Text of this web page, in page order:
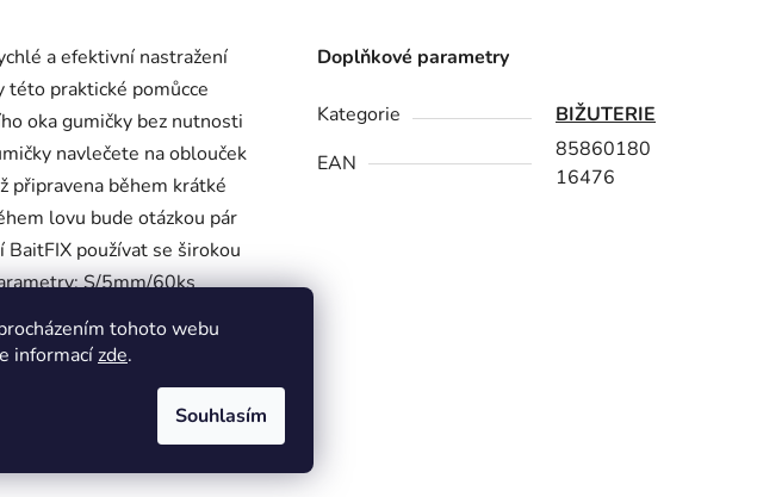
tohoto webu
informacízde.
Souhlasím
a efektivní nastražení
této praktické pomůcce
oka gumičky bez nutnosti
navlečete na oblouček
připravena během krátké
lovu bude otázkou pár
používat se širokou
S/5mm/60ks
Doplňkové parametry
Kategorie
BIŽUTERIE
EAN
85860180
16476